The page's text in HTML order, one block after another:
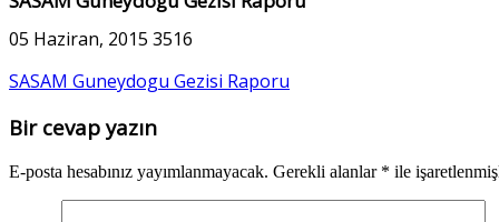
05 Haziran, 2015 3516
SASAM Guneydogu Gezisi Raporu
Bir cevap yazın
E-posta hesabınız yayımlanmayacak. Gerekli alanlar * ile